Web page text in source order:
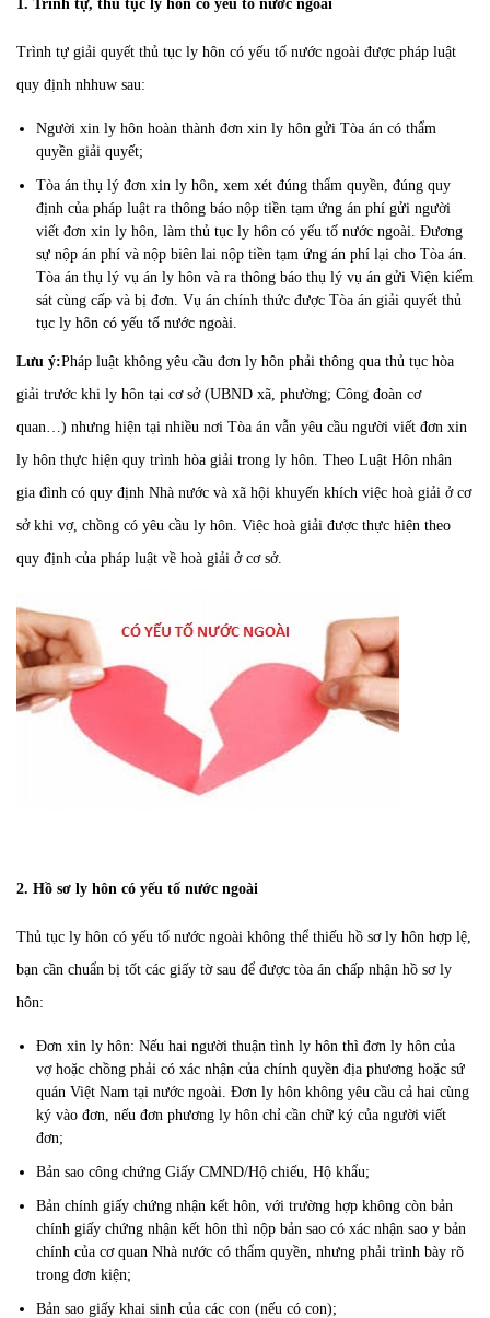
1. Trình tự, thủ tục ly hôn có yếu tố nước ngoài
Trình tự giải quyết thủ tục ly hôn có yếu tố nước ngoài được pháp luật
quy định nhhuw sau:
Người xin ly hôn hoàn thành đơn xin ly hôn gửi Tòa án có thẩm
quyền giải quyết;
Tòa án thụ lý đơn xin ly hôn, xem xét đúng thẩm quyền, đúng quy
định của pháp luật ra thông báo nộp tiền tạm ứng án phí gửi người
viết đơn xin ly hôn, làm thủ tục ly hôn có yếu tố nước ngoài. Đương
sự nộp án phí và nộp biên lai nộp tiền tạm ứng án phí lại cho Tòa án.
Tòa án thụ lý vụ án ly hôn và ra thông báo thụ lý vụ án gửi Viện kiểm
sát cùng cấp và bị đơn. Vụ án chính thức được Tòa án giải quyết thủ
tục ly hôn có yếu tố nước ngoài.
Lưu ý:Pháp luật không yêu cầu đơn ly hôn phải thông qua thủ tục hòa
giải trước khi ly hôn tại cơ sở (UBND xã, phường; Công đoàn cơ
quan…) nhưng hiện tại nhiều nơi Tòa án vẫn yêu cầu người viết đơn xin
ly hôn thực hiện quy trình hòa giải trong ly hôn. Theo Luật Hôn nhân
gia đình có quy định Nhà nước và xã hội khuyến khích việc hoà giải ở cơ
sở khi vợ, chồng có yêu cầu ly hôn. Việc hoà giải được thực hiện theo
quy định của pháp luật về hoà giải ở cơ sở.
2. Hồ sơ ly hôn có yếu tố nước ngoài
Thủ tục ly hôn có yếu tố nước ngoài không thể thiếu hồ sơ ly hôn hợp lệ,
bạn cần chuẩn bị tốt các giấy tờ sau để được tòa án chấp nhận hồ sơ ly
hôn:
Đơn xin ly hôn: Nếu hai người thuận tình ly hôn thì đơn ly hôn của
vợ hoặc chồng phải có xác nhận của chính quyền địa phương hoặc sứ
quán Việt Nam tại nước ngoài. Đơn ly hôn không yêu cầu cả hai cùng
ký vào đơn, nếu đơn phương ly hôn chỉ cần chữ ký của người viết
đơn;
Bản sao công chứng Giấy CMND/Hộ chiếu, Hộ khẩu;
Bản chính giấy chứng nhận kết hôn, với trường hợp không còn bản
chính giấy chứng nhận kết hôn thì nộp bản sao có xác nhận sao y bản
chính của cơ quan Nhà nước có thẩm quyền, nhưng phải trình bày rõ
trong đơn kiện;
Bản sao giấy khai sinh của các con (nếu có con);